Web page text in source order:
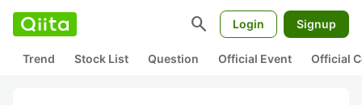
search Login Signup
Trend Stock List Question Official Event Official